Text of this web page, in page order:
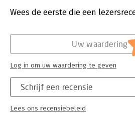
Wees de eerste die een
Schrijf een recensie
Lees ons recensiebeleid
Uw waardering
Log in om uw waardering te geven